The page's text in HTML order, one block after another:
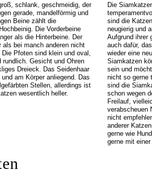
schlank, geschmeidig, der
gerade, mandelförmig und
Beine zählt die
Die Vorderbeine
als die Hinterbeine. Der
bei manch anderen nicht
Pfoten sind klein und oval,
rundlich. Gesicht und Ohren
Dreieck. Das Seidenhaar
am Körper anliegend. Das
Stellen, allerdings ist
wesentlich heller.
Die
sind die
neugierig und
Aufgrund ihrer
auch dafür,
wieder eine
Siamkatzen
sein und
nicht so gerne
sind die
schon wegen
Freilauf,
verabscheuen
nicht
anderer
gerne wie
gerne mit